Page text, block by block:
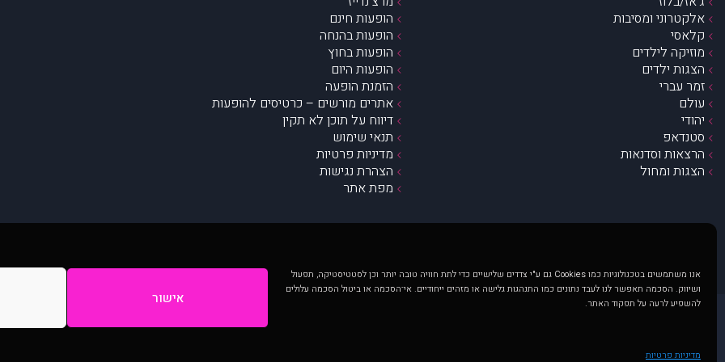
אנו משתמשים בטכנולוגיות כמו Cookies גם ע"י צדדים שלישיים כדי לתת חוויה טובה יותר וכן לסטטיסטיקה, תפעול
ושיווק. הסכמה תאפשר לנו לעבד נתונים כמו התנהגות גלישה או מזהים ייחודיים. אי־הסכמה או ביטול הסכמה עלולים
להשפיע לרעה על תפקוד האתר.
אישור
מדיניות פרטיות
אלקטרוני ומסיבות
קלאסי
מוזיקה לילדים
הצגות ילדים
זמר עברי
עולם
יהודי
סטנדאפ
הרצאות וסדנאות
הצגות ומחול
הופעות חינם
הופעות בהנחה
הופעות בחוץ
הופעות היום
הזמנת הופעה
אתרים מורשים – כרטיסים להופעות
דיווח על תוכן לא תקין
תנאי שימוש
מדיניות פרטיות
הצהרת נגישות
מפת אתר